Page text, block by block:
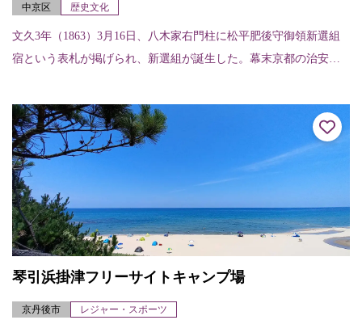
中京区 歴史文化
文久3年（1863）3月16日、八木家右門柱に松平肥後守御領新選組
宿という表札が掲げられ、新選組が誕生した。幕末京都の治安を
居に残る刀...
琴引浜掛津フリーサイトキャンプ場
京丹後市 レジャー・スポーツ